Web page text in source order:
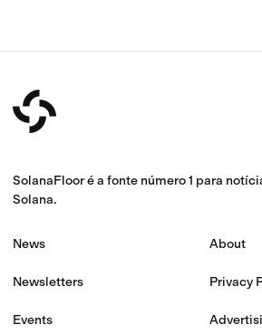
SolanaFloor é a fonte número 1 para
Solana.
News
Newsletters
Events
About
Privacy